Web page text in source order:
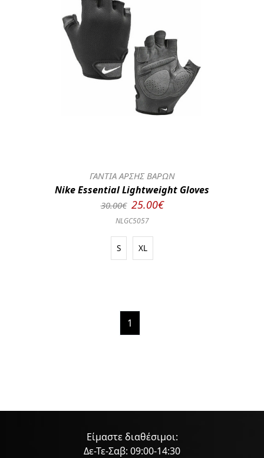
ΓΑΝΤΙΑ ΑΡΣΗΣ ΒΑΡΩΝ
Nike Essential Lightweight Gloves
30.00€ 25.00€
NLGC5057
S XL
1
Είμαστε διαθέσιμοι:
Δε-Τε-Σαβ: 09:00-14:30